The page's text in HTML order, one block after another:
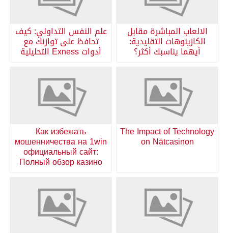
الالعاب المباشرة مقابل
الكازينوهات التقليدية:
أيهما يناسبك أكثر؟
علم النفس التداولي: كيف
تحافظ على توازنك مع
أدوات Exness التحليلية
The Impact of Technology
on Nätcasinon
Как избежать
мошенничества на 1win
официальный сайт:
Полный обзор казино